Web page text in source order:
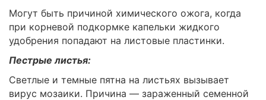
Могут быть причиной химического ожога, когда
при корневой подкормке капельки жидкого
удобрения попадают на листовые пластинки.
Пестрые листья:
Светлые и темные пятна на листьях вызывает
вирус мозаики. Причина — зараженный семенной